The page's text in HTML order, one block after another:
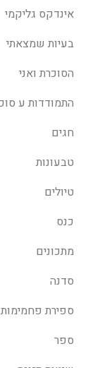
אינדקס גליקמי
בעיות שמצאתי
הסוכרת ואני
התמודדות ע
חגים
טבעונות
טיולים
כנס
מתכונים
סדנה
ספירת פחמימות
ספר